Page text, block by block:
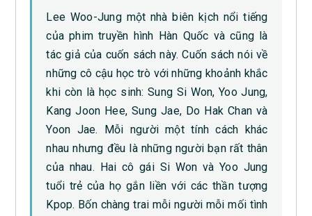
Lee Woo-Jung một nhà biên kịch nổi tiếng
của phim truyền hình Hàn Quốc và cũng là
tác giả của cuốn sách này. Cuốn sách nói về
những cô cậu học trò với những khoảnh khắc
khi còn là học sinh: Sung Si Won, Yoo Jung,
Kang Joon Hee, Sung Jae, Do Hak Chan và
Yoon Jae. Mỗi người một tính cách khác
nhau nhưng đều là những người bạn rất thân
của nhau. Hai cô gái Si Won và Yoo Jung
tuổi trẻ của họ gắn liền với các thần tượng
Kpop. Bốn chàng trai mỗi người mỗi mối tình